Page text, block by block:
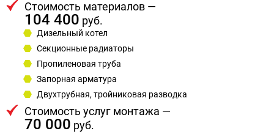
Стоимость материалов —
104 400 руб.
Дизельный котел
Секционные радиаторы
Пропиленовая труба
Запорная арматура
Двухтрубная, тройниковая разводка
Стоимость услуг монтажа —
70 000 руб.